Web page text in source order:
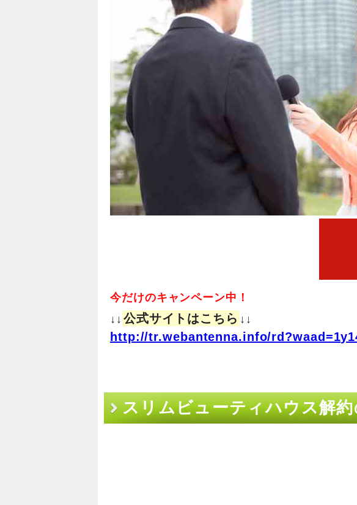
今だけのキャンペーン中！
↓↓ 公式サイトはこちら ↓↓
http://tr.webantenna.info/
スリムビューティハウス解